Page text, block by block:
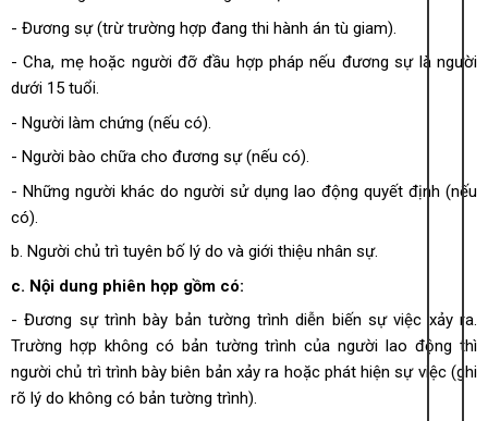
- Đương sự (trừ trường hợp đang thi hành án tù giam).
- Cha, mẹ hoặc người đỡ đầu hợp pháp nếu đương sự là người
dưới 15 tuổi.
- Người làm chứng (nếu có).
- Người bào chữa cho đương sự (nếu có).
- Những người khác do người sử dụng lao động quyết định (nếu
có).
b. Người chủ trì tuyên bố lý do và giới thiệu nhân sự.
c. Nội dung phiên họp gồm có:
- Đương sự trình bày bản tường trình diễn biến sự việc xảy ra.
Trường hợp không có bản tường trình của người lao động thì
người chủ trì trình bày biên bản xảy ra hoặc phát hiện sự việc (ghi
rõ lý do không có bản tường trình).